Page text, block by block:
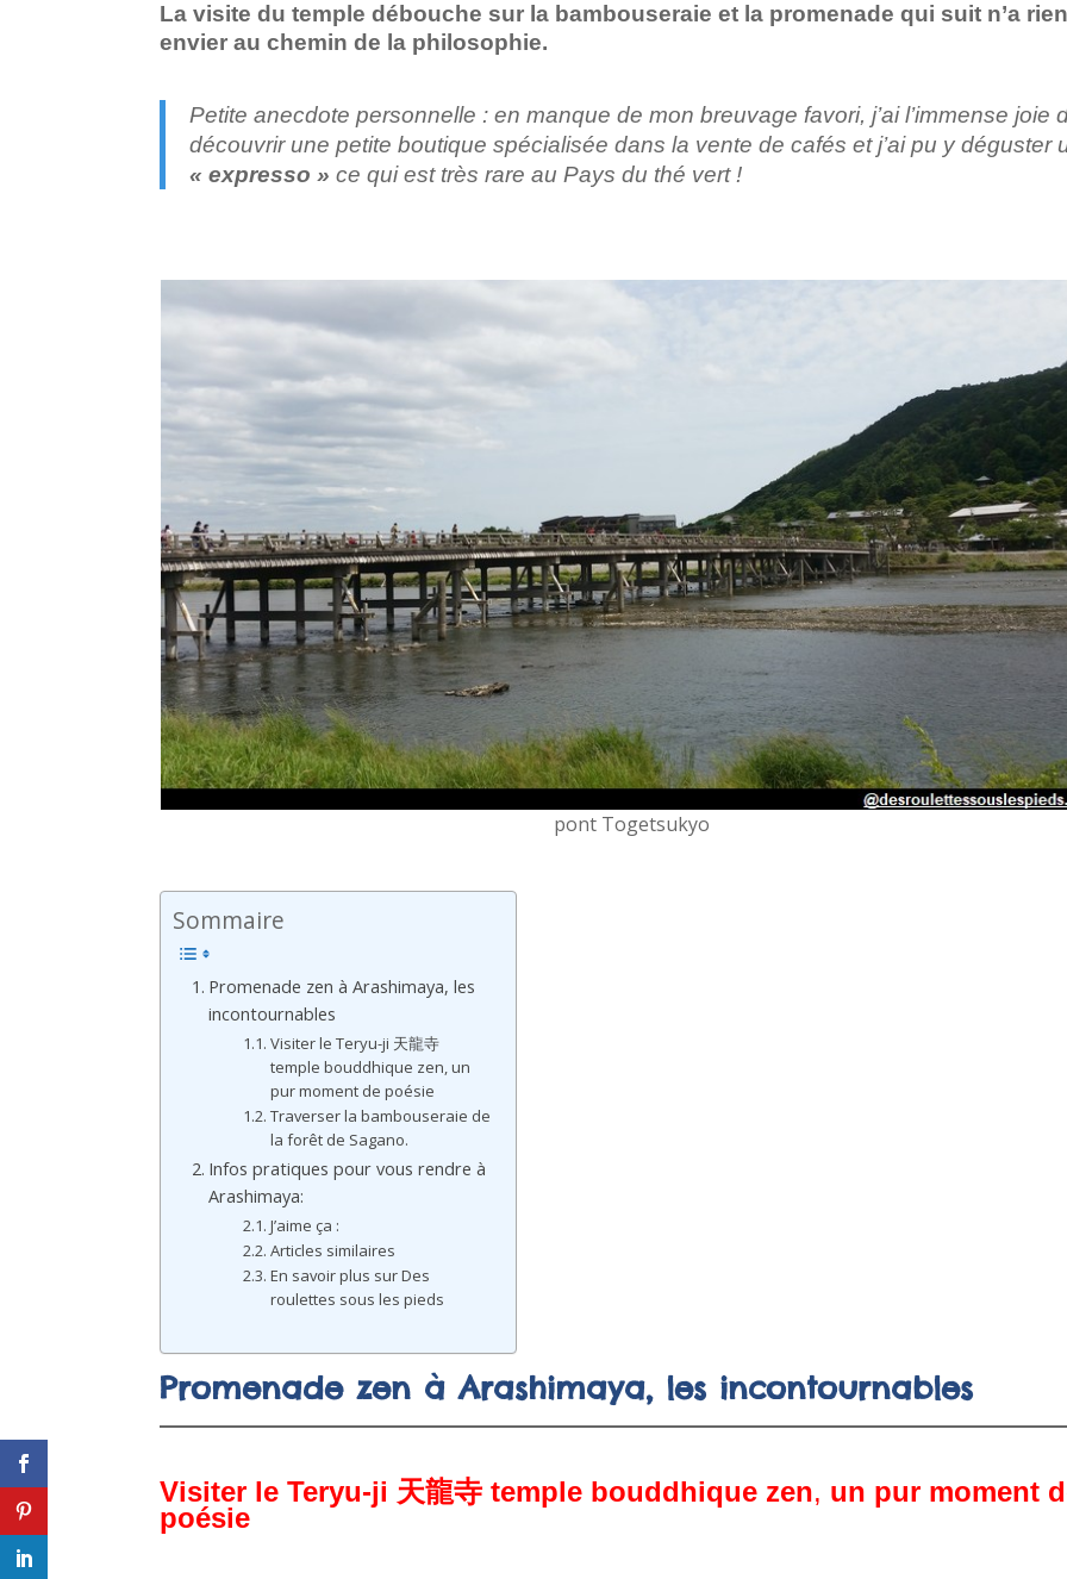
La visite du temple débouche sur la bambouseraie et la promenade qui suit n’a
envier au chemin de la philosophie.
Petite anecdote personnelle : en manque de mon breuvage favori, j’ai l’immense joie
découvrir une petite boutique spécialisée dans la vente de cafés et j’ai pu y déguster
« expresso » ce qui est très rare au Pays du thé vert !
pont Togetsukyo
Sommaire
Promenade zen à Arashimaya, les
incontournables
Visiter le Teryu-ji 天龍寺
temple bouddhique zen, un
pur moment de poésie
Traverser la bambouseraie de
la forêt de Sagano.
Infos pratiques pour vous rendre à
Arashimaya:
J’aime ça :
Articles similaires
En savoir plus sur Des
roulettes sous les pieds
Promenade zen à Arashimaya, les incontournables
Visiter le Teryu-ji 天龍寺 temple bouddhique zen, un pur moment
poésie